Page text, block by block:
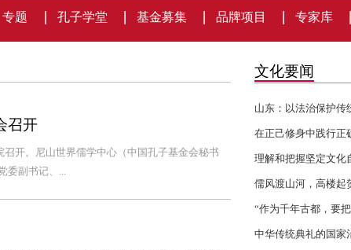
专题 孔子学堂 基金募集 品牌项目 专家库
召开
开。尼山世界儒学中心（中国孔子基金会秘书
副书记、...
文化要闻
山东：以法治保护传
在正己修身中践行正
理解和把握坚定文化
儒风渡山河，高楼起
中华传统典礼的国家